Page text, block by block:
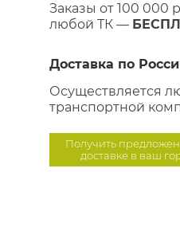
Заказы от 100 000
любой ТК —
Доставка по
Осуществляется
транспортной
Получить
доставке в ваш